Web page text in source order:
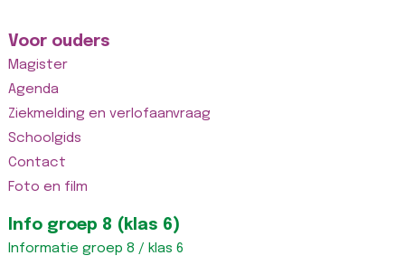
Voor ouders
Magister
Agenda
Ziekmelding en verlofaanvraag
Schoolgids
Contact
Foto en film
Info groep 8 (klas 6)
Informatie groep 8 / klas 6